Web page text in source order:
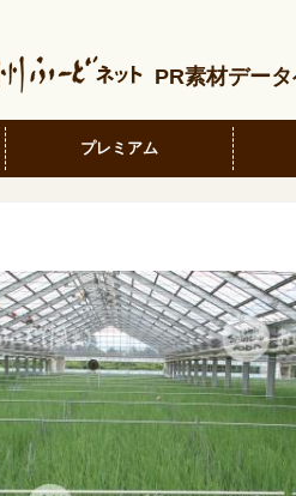
PR素材デー
プレミアム